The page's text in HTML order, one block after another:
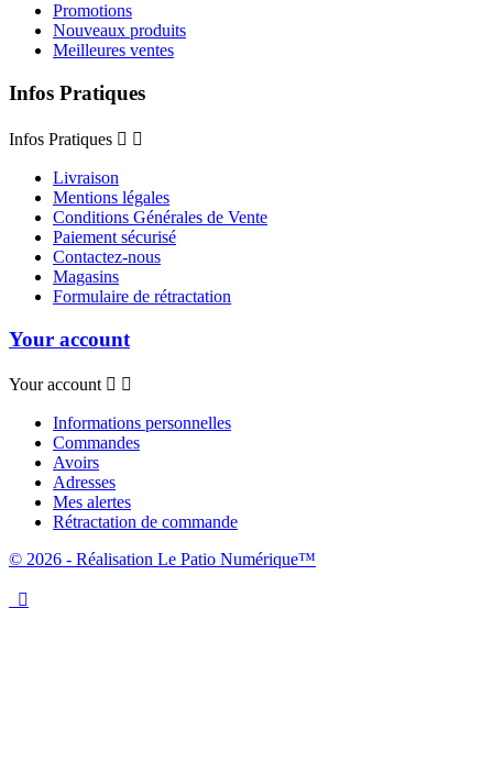
Promotions
Nouveaux produits
Meilleures ventes
Infos Pratiques
Infos Pratiques  
Livraison
Mentions légales
Conditions Générales de Vente
Paiement sécurisé
Contactez-nous
Magasins
Formulaire de rétractation
Your account
Your account  
Informations personnelles
Commandes
Avoirs
Adresses
Mes alertes
Rétractation de commande
© 2026 - Réalisation Le Patio Numérique™
